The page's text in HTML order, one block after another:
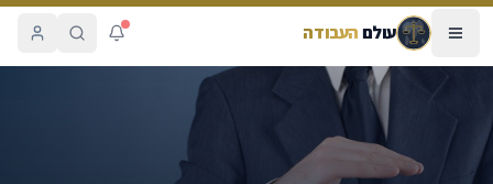
עולםהעבודה
זכויות עובדים ומעסיקים בקניין רוחני